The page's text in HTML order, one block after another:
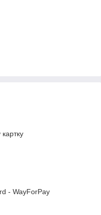
- WayForPay